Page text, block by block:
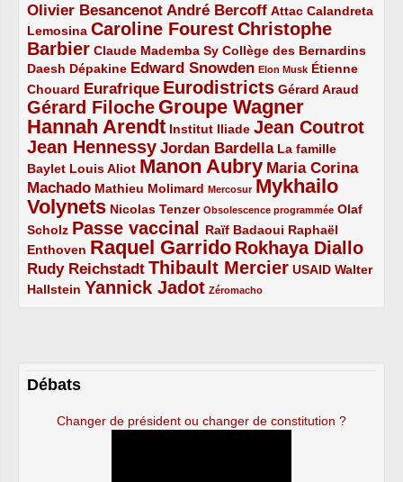
Olivier Besancenot
3/5 André Bercoff
3/5 Attac
2/5
Calandreta
Lemosina
2/5 Caroline Fourest
4/5
Christophe
Barbier
4/5 Claude Mademba Sy
2/5 Collège des Bernardins
2/5
Daesh
2/5 Dépakine
2/5 Edward Snowden
3/5 Elon Musk
1/5
Étienne
Chouard
2/5 Eurafrique
3/5 Eurodistricts
4/5 Gérard Araud
2/5
Gérard Filoche
4/5 Groupe Wagner
5/5
Hannah Arendt
5/5 Institut Iliade
2/5 Jean Coutrot
4/5
Jean Hennessy
4/5 Jordan Bardella
3/5
La famille
Baylet
2/5 Louis Aliot
2/5 Manon Aubry
5/5
Maria Corina
Machado
3/5 Mathieu Molimard
2/5 Mercosur
1/5
Mykhailo
Volynets
5/5 Nicolas Tenzer
2/5 Obsolescence programmée
1/5
Olaf
Scholz
2/5 Passe vaccinal
4/5 Raïf Badaoui
2/5
Raphaël
Enthoven
2/5 Raquel Garrido
5/5 Rokhaya Diallo
4/5
Rudy Reichstadt
3/5 Thibault Mercier
4/5 USAID
2/5
Walter
Hallstein
2/5 Yannick Jadot
4/5 Zéromacho
1/5
Débats
Changer de président ou changer de constitution ?